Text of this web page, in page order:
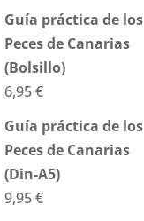
Guía práctica de los
Peces de Canarias
(Bolsillo)
6,95€
Guía práctica de los
Peces de Canarias
(Din-A5)
9,95€